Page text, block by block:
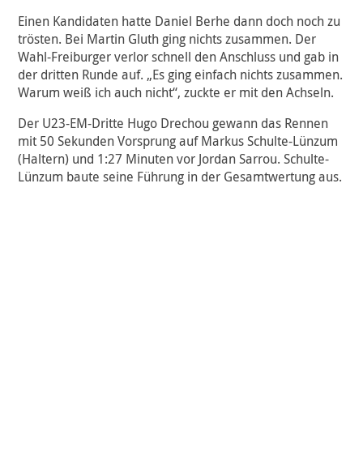
Einen Kandidaten hatte Daniel Berhe dann doch noch zu
trösten. Bei Martin Gluth ging nichts zusammen. Der
Wahl-Freiburger verlor schnell den Anschluss und gab in
der dritten Runde auf. „Es ging einfach nichts zusammen.
Warum weiß ich auch nicht“, zuckte er mit den Achseln.
Der U23-EM-Dritte Hugo Drechou gewann das Rennen
mit 50 Sekunden Vorsprung auf Markus Schulte-Lünzum
(Haltern) und 1:27 Minuten vor Jordan Sarrou. Schulte-
Lünzum baute seine Führung in der Gesamtwertung aus.